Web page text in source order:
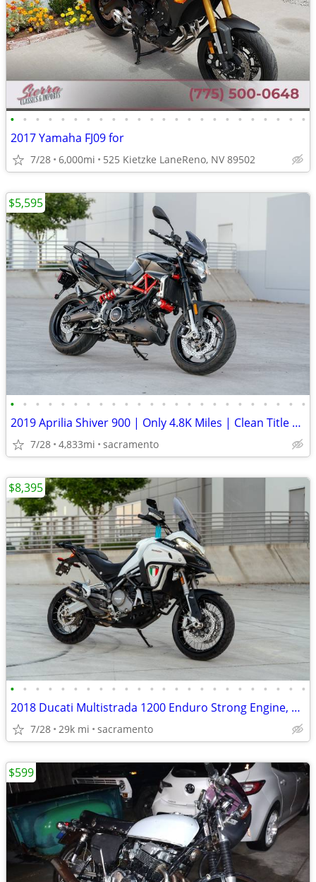
• • • • • • • • • • • • • • • • • • • • • • • •
2017 Yamaha FJ09 for
7/28 6,000mi 525 Kietzke LaneReno, NV 89502
• • • • • • • • • • • • • • • • • • • • • • • •
2019 Aprilia Shiver 900 | Only 4.8K Miles | Clean Title | Black
7/28 4,833mi sacramento
$5,595
• • • • • • • • • • • • • • • • • • • • • • • •
2018 Ducati Multistrada 1200 Enduro Strong Engine, Smooth Ride
7/28 29k mi sacramento
$8,395
$599